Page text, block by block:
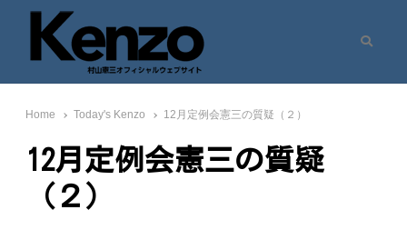
七転八起 – 村山憲三 Official Site
村山憲三ウェブサイト
Home Today's Kenzo 12月定例会憲三の質疑（２）
12月定例会憲三の質疑
（２）